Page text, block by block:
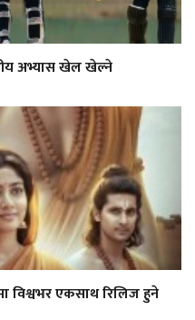
अभ्यास खेल खेल्ने
विश्वभर एकसाथ रिलिज हुने